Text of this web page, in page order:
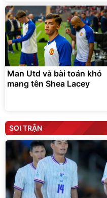
Man Utd và bài toán khó
mang tên Shea Lacey
SOI TRẬN